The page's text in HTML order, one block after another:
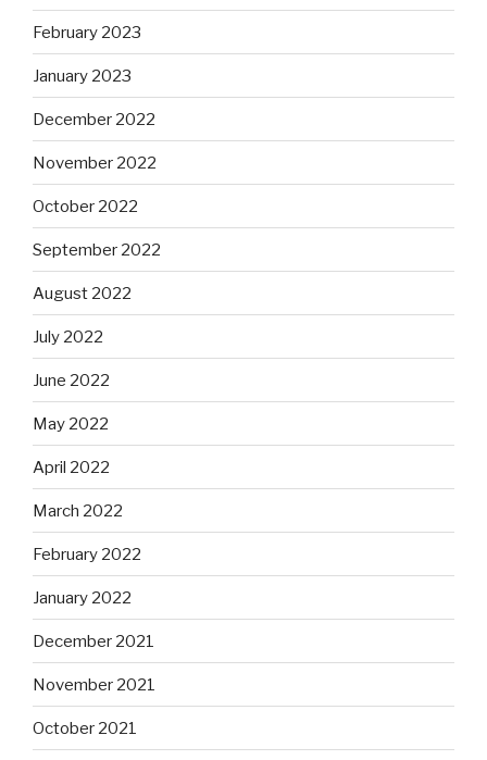
February 2023
January 2023
December 2022
November 2022
October 2022
September 2022
August 2022
July 2022
June 2022
May 2022
April 2022
March 2022
February 2022
January 2022
December 2021
November 2021
October 2021